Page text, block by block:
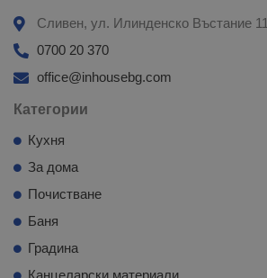
Сливен, ул. Илинденско Въстание 11
0700 20 370
office@inhousebg.com
Категории
Кухня
За дома
Почистване
Баня
Градина